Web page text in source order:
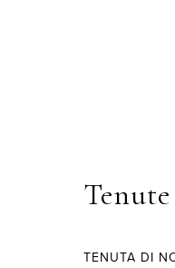
Tenute
TENUTA DI